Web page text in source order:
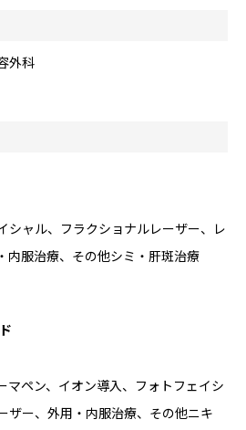
外科
シャル、フラクショナルレーザー、レ
内服治療、その他シミ・肝斑治療
マペン、イオン導入、フォトフェイシ
ザー、外用・内服治療、その他ニキ